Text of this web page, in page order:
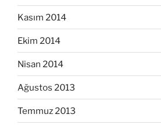
Kasım 2014
Ekim 2014
Nisan 2014
Ağustos 2013
Temmuz 2013